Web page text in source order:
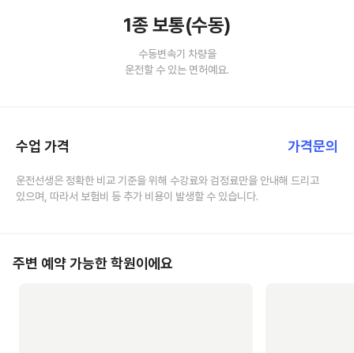
1종 보통(수동)
수동변속기 차량을
운전할 수 있는 면허예요.
수업 가격 가격문의
운전선생은 정확한 비교 기준을 위해 수강료와 검정료만을 안내해 드리고
있으며, 따라서 보험비 등 추가 비용이 발생할 수 있습니다.
주변 예약 가능한 학원이에요